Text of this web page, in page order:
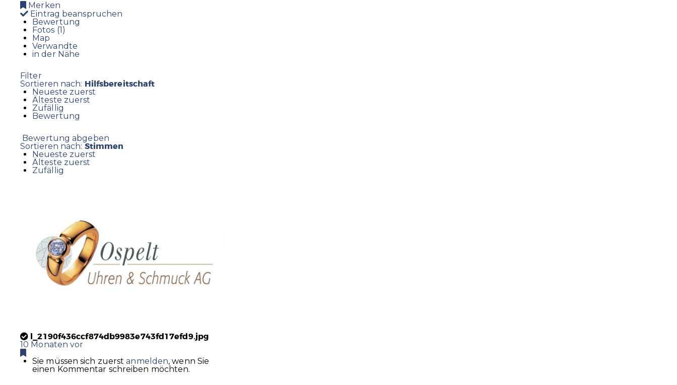
Merken
Eintrag beanspruchen
Bewertung
Fotos (1)
Map
Verwandte
in der Nähe
Filter
Sortieren nach: Hilfsbereitschaft
Neueste zuerst
Älteste zuerst
Zufällig
Bewertung
Bewertung abgeben
Sortieren nach: Stimmen
Neueste zuerst
Älteste zuerst
Zufällig
l_2190f436ccf874db9983e743fd17efd9.jpg
10 Monaten vor
Sie müssen sich zuerstanmelden, wenn Sie
einen Kommentar schreiben möchten.